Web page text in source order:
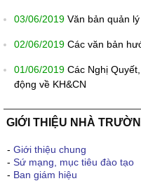
03/06/2019 Văn bản quản
02/06/2019 Các văn bản
01/06/2019 Các Nghị
động về KH&CN
GIỚI THIỆU NHÀ
- Giới thiệu chung
- Sứ mạng, mục tiêu đào tạo
- Ban giám hiệu